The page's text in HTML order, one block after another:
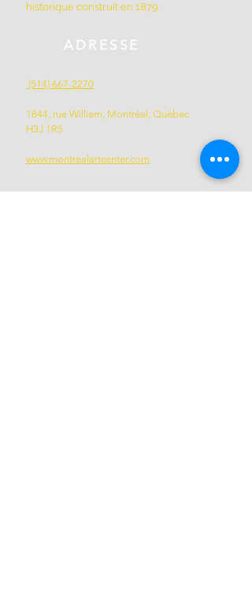
historique construit en 1879.
ADRESSE
(514) 667-2270
1844, rue William, Montréal, Québec
H3J 1R5
www.montrealartcenter.com